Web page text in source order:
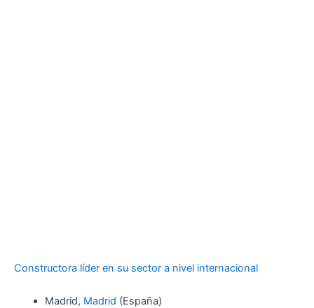
Constructora líder en su sector a nivel internacional
Madrid, Madrid (España)